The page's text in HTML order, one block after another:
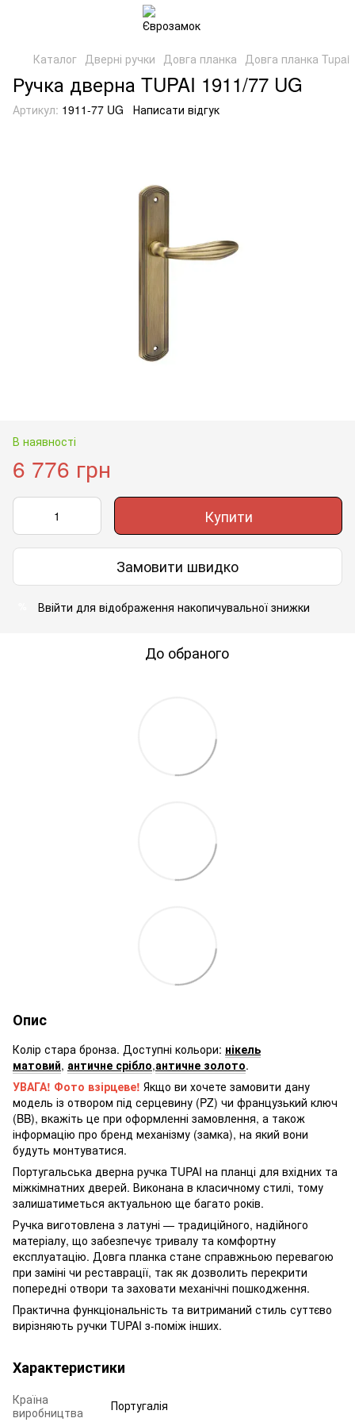
Каталог Дверні ручки Довга планка Довга планка Tupai
Ручка дверна TUPAI 1911/77 UG
Артикул: 1911-77 UG Написати відгук
В наявності
6 776 грн
Купити
Замовити швидко
Ввійти для відображення накопичувальної знижки
До обраного
Опис
Колір стара бронза. Доступні кольори: нікель
матовий, античне срібло,античне золото.
УВАГА! Фото взірцеве! Якщо ви хочете замовити дану
модель із отвором під серцевину (PZ) чи французький ключ
(BB), вкажіть це при оформленні замовлення, а також
інформацію про бренд механізму (замка), на який вони
будуть монтуватися.
Португальська дверна ручка TUPAI на планці для вхідних та
міжкімнатних дверей. Виконана в класичному стилі, тому
залишатиметься актуальною ще багато років.
Ручка виготовлена з латуні — традиційного, надійного
матеріалу, що забезпечує тривалу та комфортну
експлуатацію. Довга планка стане справжньою перевагою
при заміні чи реставрації, так як дозволить перекрити
попередні отвори та заховати механічні пошкодження.
Практична функціональність та витриманий стиль суттєво
вирізняють ручки TUPAI з-поміж інших.
Характеристики
Країна
виробництва
Португалія